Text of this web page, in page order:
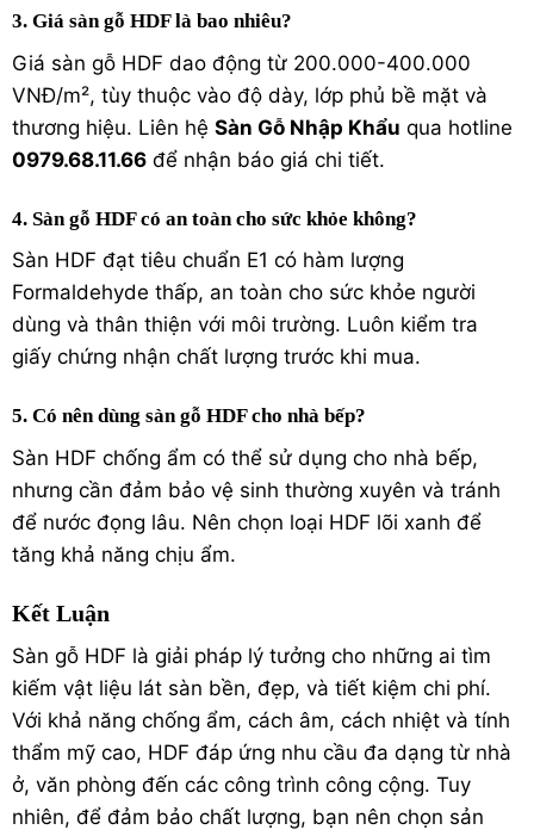
3. Giá sàn gỗ HDF là bao nhiêu?
Giá sàn gỗ HDF dao động từ 200.000-400.000
VNĐ/m², tùy thuộc vào độ dày, lớp phủ bề mặt và
thương hiệu. Liên hệ Sàn Gỗ Nhập Khẩu qua hotline
0979.68.11.66 để nhận báo giá chi tiết.
4. Sàn gỗ HDF có an toàn cho sức khỏe không?
Sàn HDF đạt tiêu chuẩn E1 có hàm lượng
Formaldehyde thấp, an toàn cho sức khỏe người
dùng và thân thiện với môi trường. Luôn kiểm tra
giấy chứng nhận chất lượng trước khi mua.
5. Có nên dùng sàn gỗ HDF cho nhà bếp?
Sàn HDF chống ẩm có thể sử dụng cho nhà bếp,
nhưng cần đảm bảo vệ sinh thường xuyên và tránh
để nước đọng lâu. Nên chọn loại HDF lõi xanh để
tăng khả năng chịu ẩm.
Kết Luận
Sàn gỗ HDF là giải pháp lý tưởng cho những ai tìm
kiếm vật liệu lát sàn bền, đẹp, và tiết kiệm chi phí.
Với khả năng chống ẩm, cách âm, cách nhiệt và tính
thẩm mỹ cao, HDF đáp ứng nhu cầu đa dạng từ nhà
ở, văn phòng đến các công trình công cộng. Tuy
nhiên, để đảm bảo chất lượng, bạn nên chọn sản